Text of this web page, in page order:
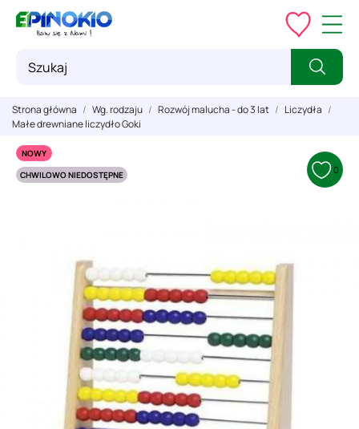
Strona główna Wg. rodzaju Rozwój malucha - do 3 lat
Liczydła
Małe drewniane liczydło Goki
NOWY
CHWILOWO NIEDOSTĘPNE
0